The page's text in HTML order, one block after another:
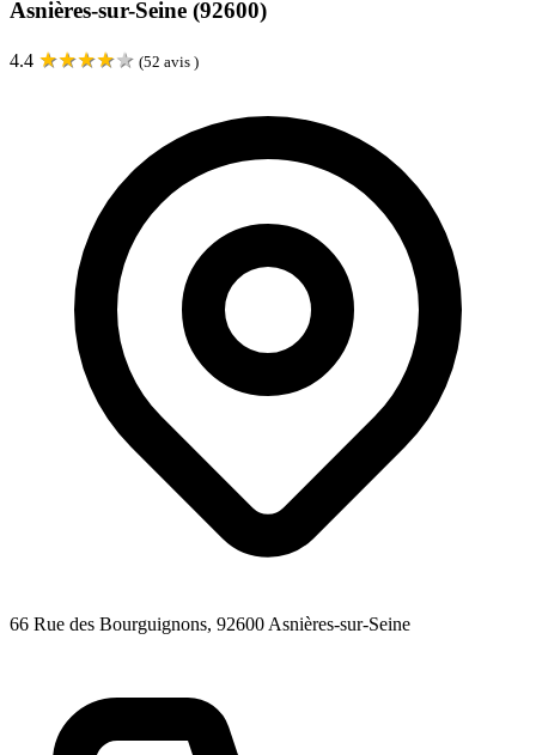
Asnières-sur-Seine (92600)
4.4 ★★★★★ (52 avis )
66 Rue des Bourguignons, 92600 Asnières-sur-Seine